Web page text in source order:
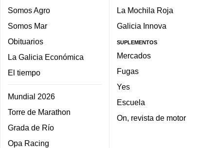
Somos Agro
Somos Mar
Obituarios
La Galicia Económica
El tiempo
Mundial 2026
Torre de Marathon
Grada de Río
Opa Racing
La Mochila Roja
Galicia Innova
SUPLEMENTOS
Mercados
Fugas
Yes
Escuela
On, revista de motor